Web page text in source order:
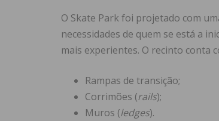
O Skate Park foi projetado com
necessidades de quem se está a
mais experientes. O recinto conta
Rampas de transição;
Corrimões (rails);
Muros (ledges).